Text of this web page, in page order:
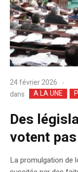
24 février 2026
dans
A LA UNE
Des
votent
La promulgation de